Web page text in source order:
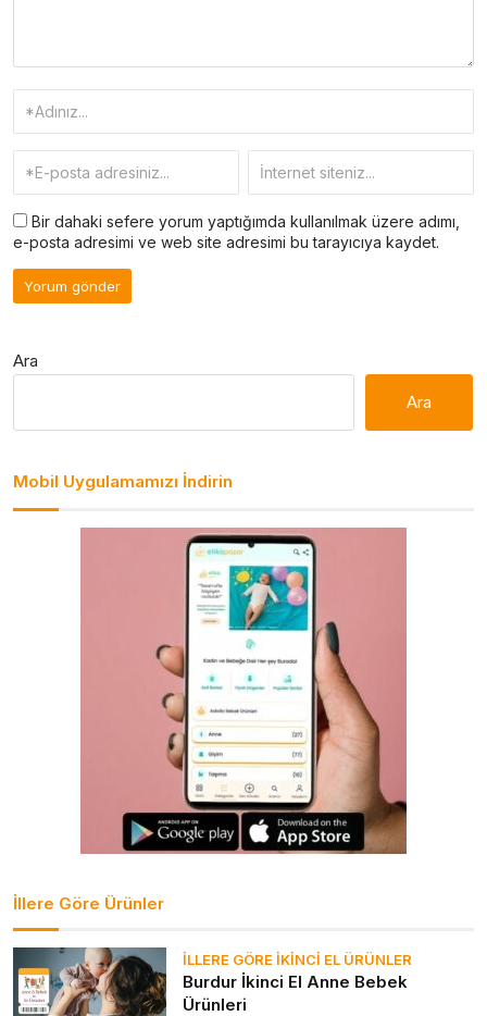
Bir dahaki sefere yorum yaptığımda kullanılmak üzere adımı,
e-posta adresimi ve web site adresimi bu tarayıcıya kaydet.
Ara
Ara
Mobil Uygulamamızı İndirin
İllere Göre Ürünler
İLLERE GÖRE İKINCI EL ÜRÜNLER
Burdur İkinci El Anne Bebek
Ürünleri